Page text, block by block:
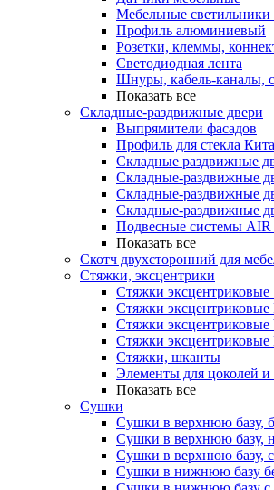
Мебельные
Профиль алюминиевый
Розетки, клеммы,
Светодиодная лента
Шнуры, кабель-каналы,
Показать все
Складные-раздвижные двери
Выпрямители фасадов
Профиль для стекла
Складные раздвижные
Складные-раздвижные
Складные-раздвижные
Складные-раздвижные
Подвесные системы
Показать все
Скотч двухсторонний для
Стяжки, эксцентрики
Cтяжки эксцентриковые
Стяжки эксцентриковые
Стяжки эксцентриковые
Стяжки эксцентриковые
Стяжки, шканты
Элементы для цоколей и
Показать все
Сушки
Сушки в верхнюю базу,
Сушки в верхнюю базу,
Сушки в верхнюю базу,
Сушки в нижнюю базу